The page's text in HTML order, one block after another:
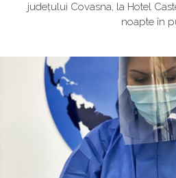
județului Covasna, la Hotel
noapte în